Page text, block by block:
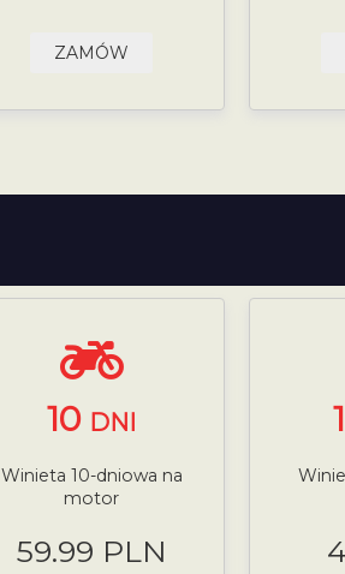
ZAMÓW
10 DNI
Winieta 10-dniowa na
motor
59.99 PLN
1